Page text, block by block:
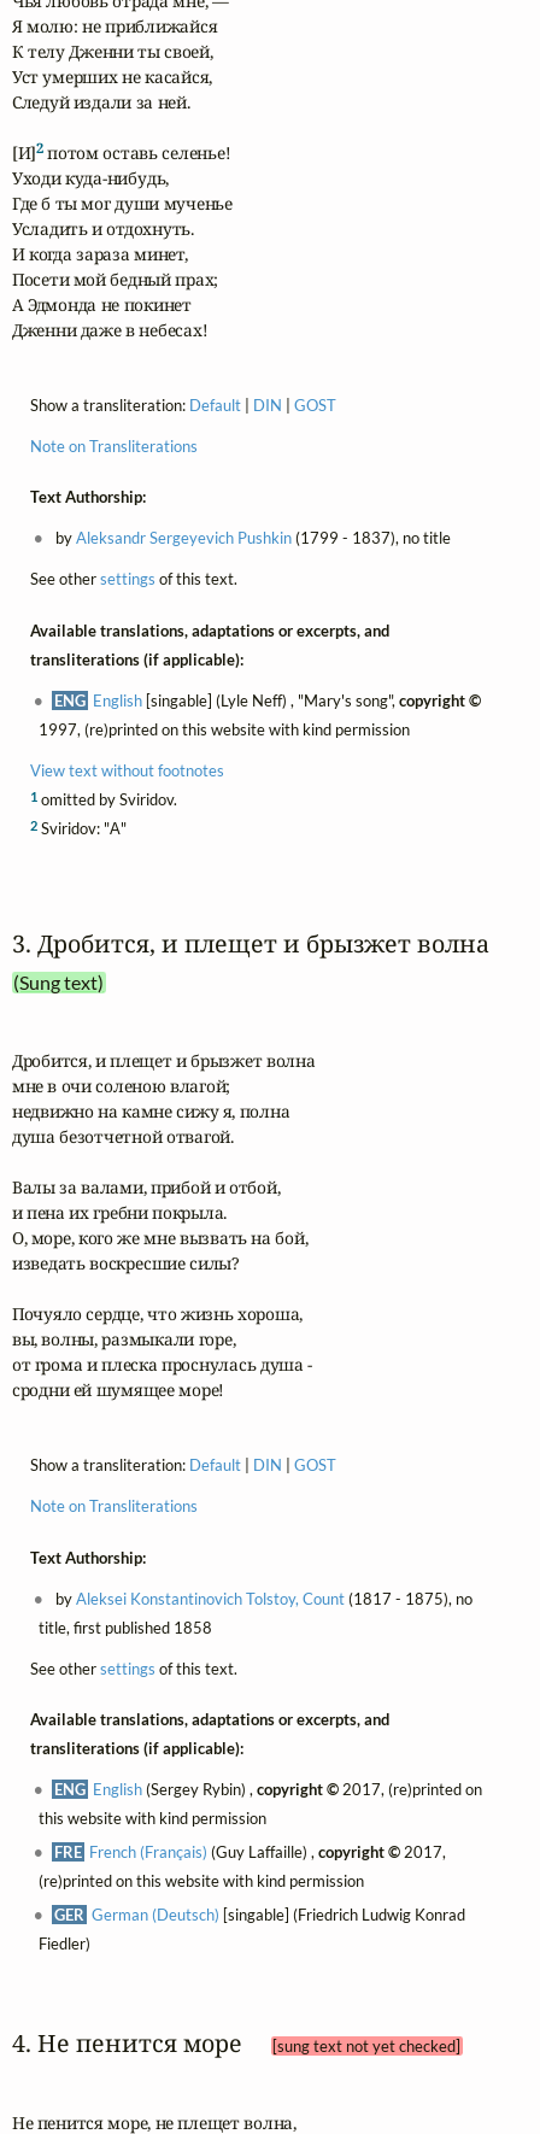
Я молю: не приближайся
К телу Дженни ты своей,
Уст умерших не касайся,
Следуй издали за ней.
[И]2 потом оставь селенье!
Уходи куда-нибудь,
Где б ты мог души мученье
Усладить и отдохнуть.
И когда зараза минет,
Посети мой бедный прах;
А Эдмонда не покинет
Дженни даже в небесах!
Show a transliteration: Default| DIN | GOST
Note on Transliterations
Text Authorship:
byAleksandr Sergeyevich Pushkin(1799 - 1837), no title
See othersettings of this text.
Available translations, adaptations or excerpts, and
transliterations (if applicable):
ENG English [singable] (Lyle Neff) , "Mary's song",copyright ©
1997, (re)printed on this website with kind permission
View text without footnotes
1omitted by Sviridov.
2Sviridov: "А"
3. Дробится, и плещет и брызжет волна
(Sung text)
Дробится, и плещет и брызжет волна
мне в очи соленою влагой;
недвижно на камне сижу я, полна
душа безотчетной отвагой.
Валы за валами, прибой и отбой,
и пена их гребни покрыла.
О, море, кого же мне вызвать на бой,
изведать воскресшие силы?
Почуяло сердце, что жизнь хороша,
вы, волны, размыкали горе,
от грома и плеска проснулась душа -
сродни ей шумящее море!
Show a transliteration: Default| DIN GOST
Note on Transliterations
Text Authorship:
byAleksei Konstantinovich Tolstoy, Count(1817 - 1875), no
title, first published 1858
See othersettings of this text.
Available translations, adaptations or excerpts, and
transliterations (if applicable):
ENG English(Sergey Rybin) ,copyright ©2017, (re)printed on
this website with kind permission
FRE French (Français) (Guy Laffaille) ,copyright ©2017,
(re)printed on this website with kind permission
GER German (Deutsch) [singable] (Friedrich Ludwig Konrad
Fiedler)
4. Не пенится море [sung text not yet checked]
Не пенится море, не плещет волна,